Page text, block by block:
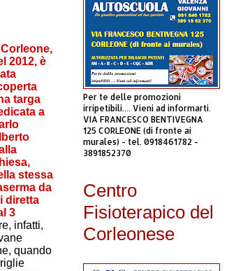
2012, è
targa
a
stessa
da
diretta
3
infatti,
quando
Per te delle promozioni
irripetibili.... Vieni ad informarti.
VIA FRANCESCO BENTIVEGNA
125 CORLEONE (di fronte ai
murales) - tel. 0918461782 -
3891852370
Centro
Fisioterapico del
Corleonese